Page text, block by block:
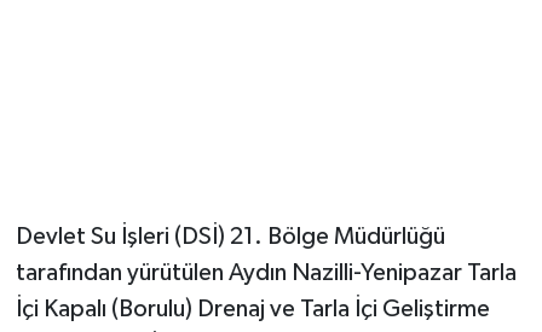
Devlet Su İşleri (DSİ) 21. Bölge Müdürlüğü
tarafından yürütülen Aydın Nazilli-Yenipazar Tarla
İçi Kapalı (Borulu) Drenaj ve Tarla İçi Geliştirme